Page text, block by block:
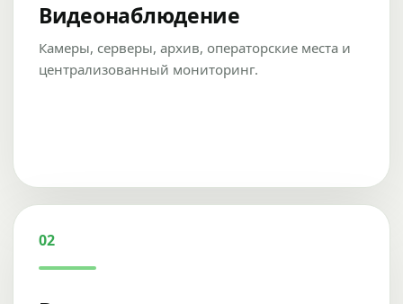
Видеонаблюдение
Камеры, серверы, архив, операторские места и
централизованный мониторинг.
02